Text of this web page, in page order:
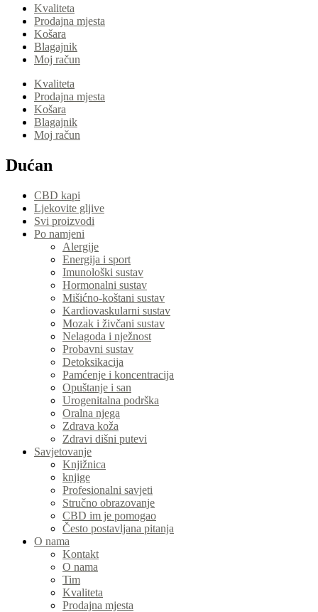
Kvaliteta
Prodajna mjesta
Košara
Blagajnik
Moj račun
Kvaliteta
Prodajna mjesta
Košara
Blagajnik
Moj račun
Dućan
CBD kapi
Ljekovite gljive
Svi proizvodi
Po namjeni
Alergije
Energija i sport
Imunološki sustav
Hormonalni sustav
Mišićno-koštani sustav
Kardiovaskularni sustav
Mozak i živčani sustav
Nelagoda i nježnost
Probavni sustav
Detoksikacija
Pamćenje i koncentracija
Opuštanje i san
Urogenitalna podrška
Oralna njega
Zdrava koža
Zdravi dišni putevi
Savjetovanje
Knjižnica
knjige
Profesionalni savjeti
Stručno obrazovanje
CBD im je pomogao
Često postavljana pitanja
O nama
Kontakt
O nama
Tim
Kvaliteta
Prodajna mjesta